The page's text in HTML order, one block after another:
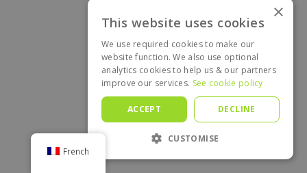
French
×
This website uses cookies
We use required cookies to make our
website function. We also use optional
analytics cookies to help us & our partners
improve our services. See cookie policy
ACCEPT DECLINE
CUSTOMISE